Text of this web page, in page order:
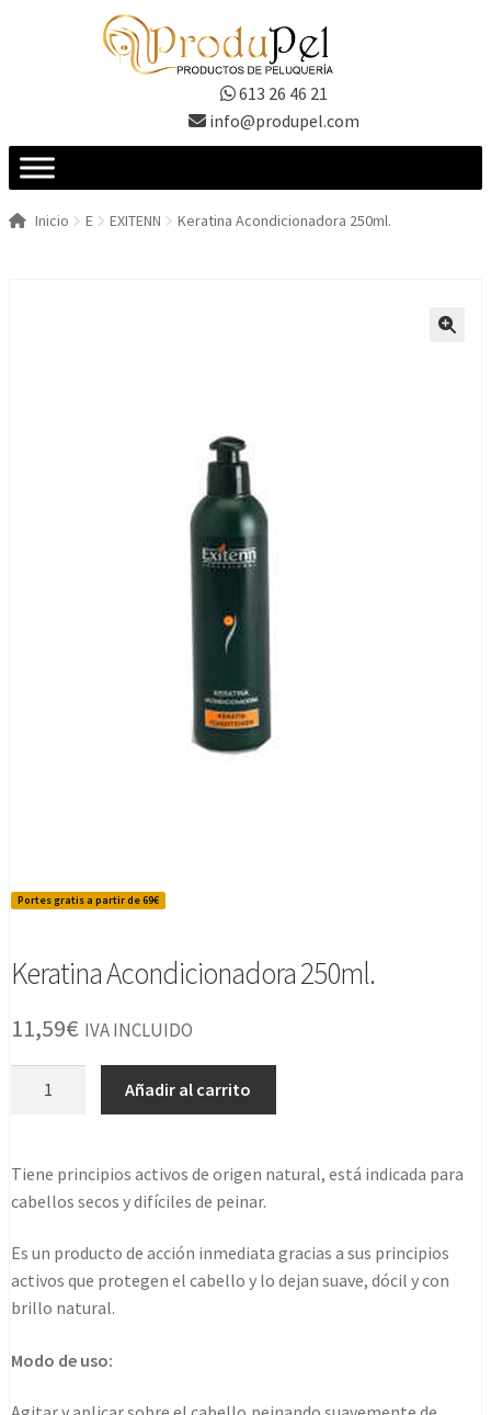
613 26 46 21
info@produpel.com
Inicio E EXITENN Keratina Acondicionadora 250ml.
Portes gratis a partir de 69€
Keratina Acondicionadora 250ml.
11,59€ IVA INCLUIDO
Añadir al carrito
Tiene principios activos de origen natural, está indicada para
cabellos secos y difíciles de peinar.
Es un producto de acción inmediata gracias a sus principios
activos que protegen el cabello y lo dejan suave, dócil y con
brillo natural.
Modo de uso: